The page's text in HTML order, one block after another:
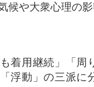
候や大衆心理の
も着用継続」「周
浮動」の三派に